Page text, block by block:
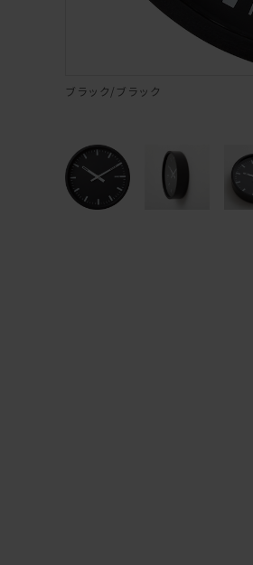
ブラック/ブラック